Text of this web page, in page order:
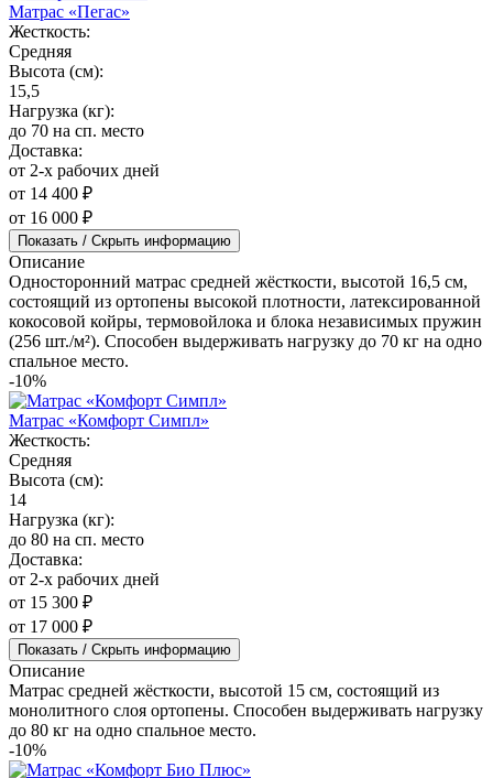
Матрас «Пегас»
Жесткость:
Средняя
Высота (см):
15,5
Нагрузка (кг):
до 70 на сп. место
Доставка:
от 2-х рабочих дней
от 14 400 ₽
от 16 000 ₽
Показать / Скрыть информацию
Описание
Односторонний матрас средней жёсткости, высотой 16,5 см,
состоящий из ортопены высокой плотности, латексированной
кокосовой койры, термовойлока и блока независимых пружин
(256 шт./м²). Способен выдерживать нагрузку до 70 кг на одно
спальное место.
-10%
Матрас «Комфорт Симпл»
Жесткость:
Средняя
Высота (см):
14
Нагрузка (кг):
до 80 на сп. место
Доставка:
от 2-х рабочих дней
от 15 300 ₽
от 17 000 ₽
Показать / Скрыть информацию
Описание
Матрас средней жёсткости, высотой 15 см, состоящий из
монолитного слоя ортопены. Способен выдерживать нагрузку
до 80 кг на одно спальное место.
-10%